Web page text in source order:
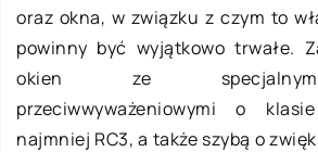
oraz okna, w związku z czym to
powinny być wyjątkowo trwałe.
okien ze
przeciwwyważeniowymi o
najmniej RC3, a także szybą o